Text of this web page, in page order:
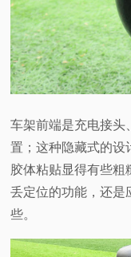
车架前端是充电接头
置；这种隐藏式的设
胶体粘贴显得有些
丢定位的功能，还是
些。